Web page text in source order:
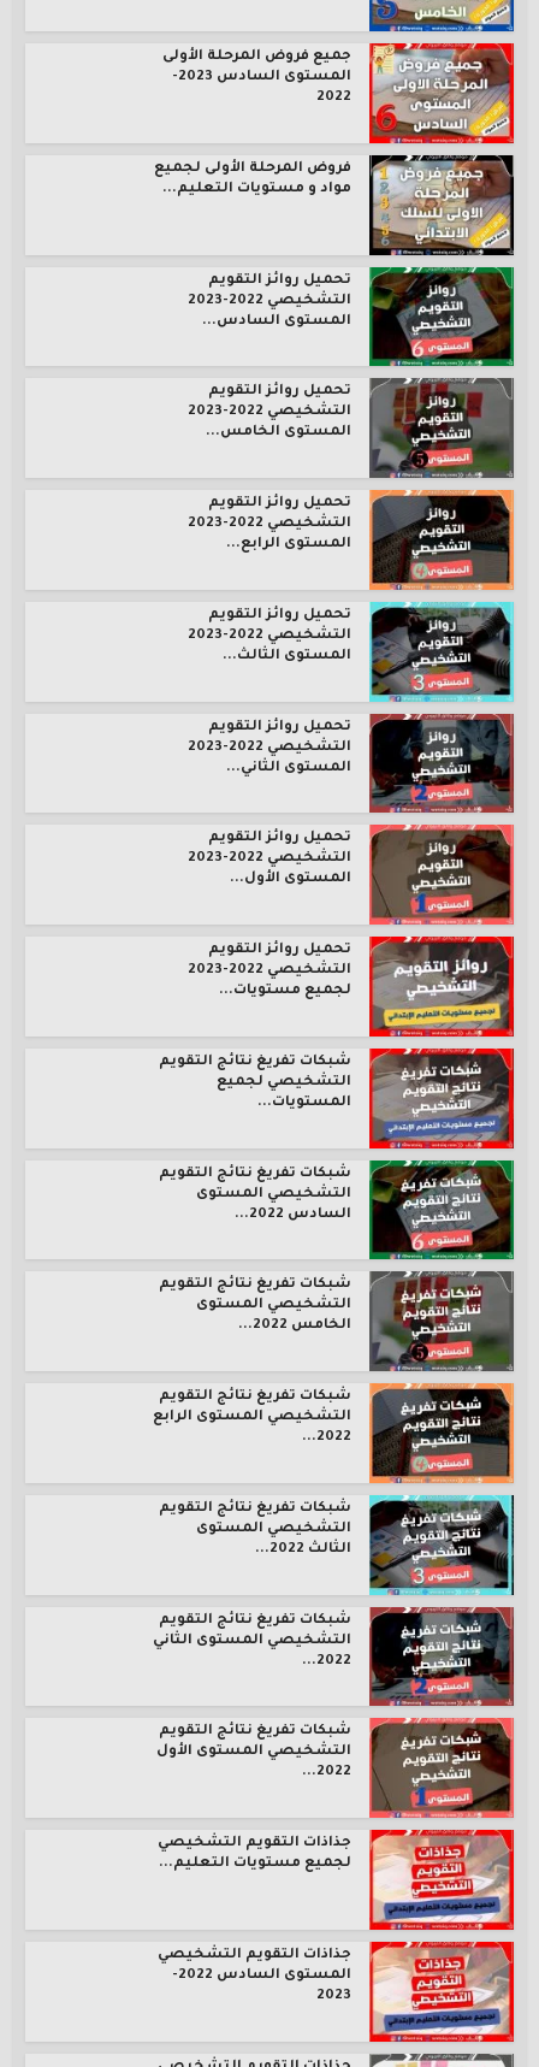
جميع فروض المرحلة الأولى
المستوى السادس 2023-
2022
فروض المرحلة الأولى لجميع
مواد و مستويات التعليم...
تحميل روائز التقويم
التشخيصي 2022-2023
المستوى السادس...
تحميل روائز التقويم
التشخيصي 2022-2023
المستوى الخامس...
تحميل روائز التقويم
التشخيصي 2022-2023
المستوى الرابع...
تحميل روائز التقويم
التشخيصي 2022-2023
المستوى الثالث...
تحميل روائز التقويم
التشخيصي 2022-2023
المستوى الثاني...
تحميل روائز التقويم
التشخيصي 2022-2023
المستوى الأول...
تحميل روائز التقويم
التشخيصي 2022-2023
لجميع مستويات...
شبكات تفريغ نتائج التقويم
التشخيصي لجميع
المستويات...
شبكات تفريغ نتائج التقويم
التشخيصي المستوى
السادس 2022...
شبكات تفريغ نتائج التقويم
التشخيصي المستوى
الخامس 2022...
شبكات تفريغ نتائج التقويم
التشخيصي المستوى الرابع
2022...
شبكات تفريغ نتائج التقويم
التشخيصي المستوى
الثالث 2022...
شبكات تفريغ نتائج التقويم
التشخيصي المستوى الثاني
2022...
شبكات تفريغ نتائج التقويم
التشخيصي المستوى الأول
2022...
جذاذات التقويم التشخيصي
لجميع مستويات التعليم...
جذاذات التقويم التشخيصي
المستوى السادس 2022-
2023